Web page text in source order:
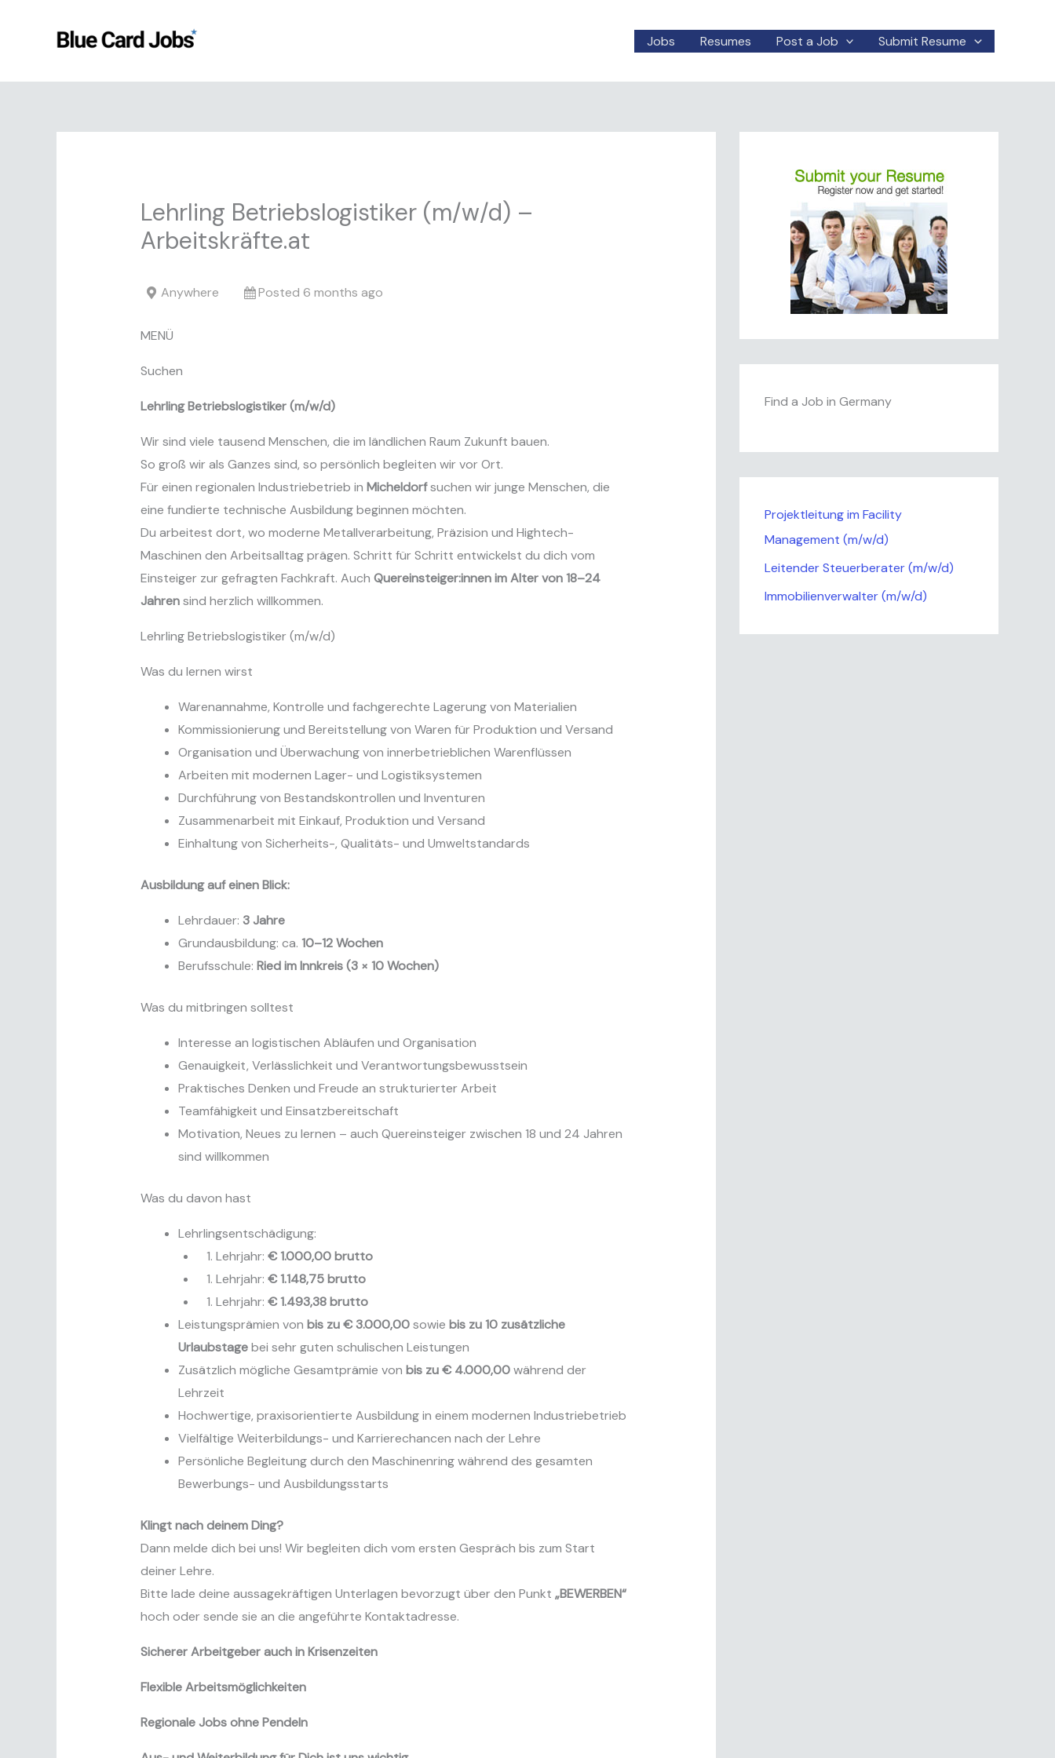
Jobs Resumes Post a Job Submit Resume
Lehrling Betriebslogistiker (m/w/d) –
Arbeitskräfte.at
Anywhere Posted 6 months ago
MENÜ
Suchen
Lehrling Betriebslogistiker (m/w/d)
Wir sind viele tausend Menschen, die im ländlichen Raum Zukunft bauen.
So groß wir als Ganzes sind, so persönlich begleiten wir vor Ort.
Für einen regionalen Industriebetrieb in Micheldorfsuchen wir junge Menschen, die
eine fundierte technische Ausbildung beginnen möchten.
Du arbeitest dort, wo moderne Metallverarbeitung, Präzision und Hightech-
Maschinen den Arbeitsalltag prägen. Schritt für Schritt entwickelst du dich vom
Einsteiger zur gefragten Fachkraft. Auch Quereinsteiger:innen im Alter von 18–24
Jahrensind herzlich willkommen.
Lehrling Betriebslogistiker (m/w/d)
Was du lernen wirst
Warenannahme, Kontrolle und fachgerechte Lagerung von Materialien
Kommissionierung und Bereitstellung von Waren für Produktion und Versand
Organisation und Überwachung von innerbetrieblichen Warenflüssen
Arbeiten mit modernen Lager- und Logistiksystemen
Durchführung von Bestandskontrollen und Inventuren
Zusammenarbeit mit Einkauf, Produktion und Versand
Einhaltung von Sicherheits-, Qualitäts- und Umweltstandards
Ausbildung auf einen Blick:
Lehrdauer: 3 Jahre
Grundausbildung: ca. 10–12 Wochen
Berufsschule: Ried im Innkreis (3 × 10 Wochen)
Was du mitbringen solltest
Interesse an logistischen Abläufen und Organisation
Genauigkeit, Verlässlichkeit und Verantwortungsbewusstsein
Praktisches Denken und Freude an strukturierter Arbeit
Teamfähigkeit und Einsatzbereitschaft
Motivation, Neues zu lernen – auch Quereinsteiger zwischen 18 und 24 Jahren
sind willkommen
Was du davon hast
Lehrlingsentschädigung:
Lehrjahr: € 1.000,00 brutto
Lehrjahr: € 1.148,75 brutto
Lehrjahr: € 1.493,38 brutto
Leistungsprämien von bis zu € 3.000,00sowie bis zu 10 zusätzliche
Urlaubstagebei sehr guten schulischen Leistungen
Zusätzlich mögliche Gesamtprämie von bis zu € 4.000,00während der
Lehrzeit
Hochwertige, praxisorientierte Ausbildung in einem modernen Industriebetrieb
Vielfältige Weiterbildungs- und Karrierechancen nach der Lehre
Persönliche Begleitung durch den Maschinenring während des gesamten
Bewerbungs- und Ausbildungsstarts
Klingt nach deinem Ding?
Dann melde dich bei uns! Wir begleiten dich vom ersten Gespräch bis zum Start
deiner Lehre.
Bitte lade deine aussagekräftigen Unterlagen bevorzugt über den Punkt „BEWERBEN“
hoch oder sende sie an die angeführte Kontaktadresse.
Sicherer Arbeitgeber auch in Krisenzeiten
Flexible Arbeitsmöglichkeiten
Regionale Jobs ohne Pendeln
Find a Job in Germany
Projektleitung im Facility
Management (m/w/d)
Leitender Steuerberater (m/w/d)
Immobilienverwalter (m/w/d)